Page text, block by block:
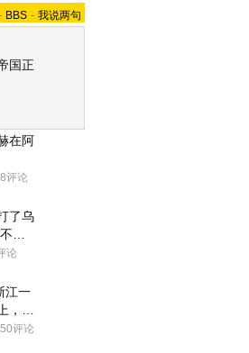
BBS - 我说两句
国正
在阿
评论
了乌
了?
论
江一
，其
海评论